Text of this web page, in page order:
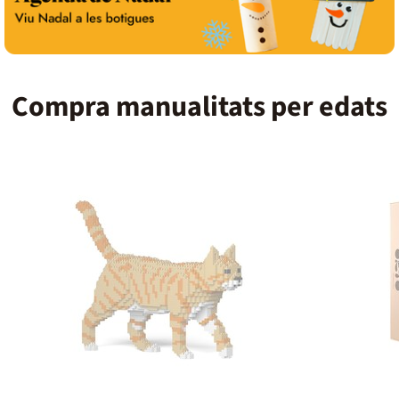
Compra manualitats per edats